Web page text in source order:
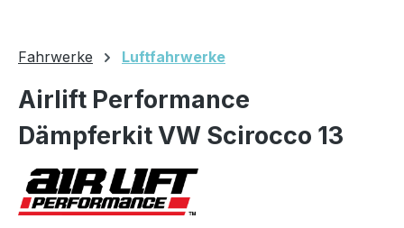
Fahrwerke Luftfahrwerke
Airlift Performance
Dämpferkit VW Scirocco 13